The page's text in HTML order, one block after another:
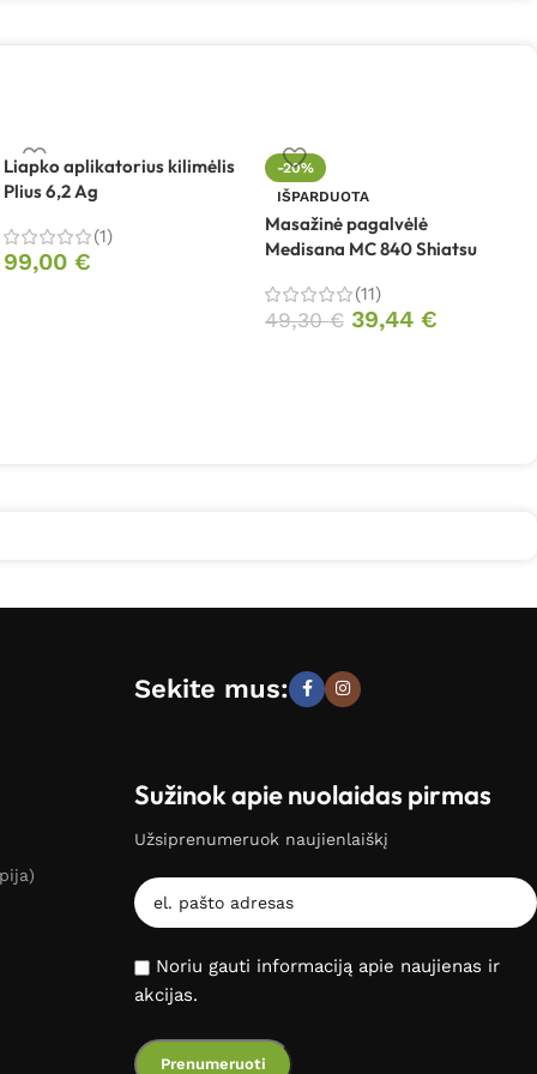
Liapko aplikatorius kilimėlis
Plius 6,2 Ag
(1)
99,00€
-20%
IŠPARDUOTA
Masažinė pagalvėlė
Medisana MC 840 Shiatsu
(11)
49,30€ 39,44 €
Sekite mus:
Sužinok apie nuolaidas pirmas
Užsiprenumeruok naujienlaiškį
Noriu gauti informaciją apie naujienas ir
akcijas.